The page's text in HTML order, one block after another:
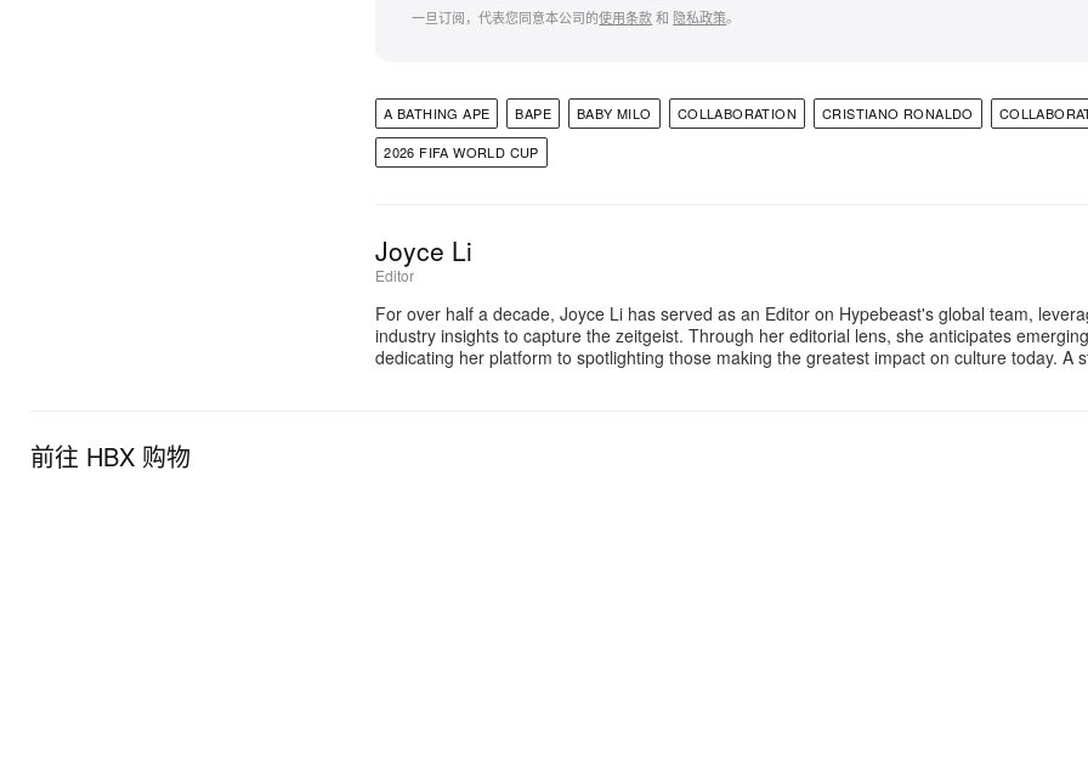
一旦订阅，代表您同意本公司的使用条款和 隐私政策。
A BATHING APE BAPE BABY MILO COLLABORATION CRISTIANO RONALDO
2026 FIFA WORLD CUP
Joyce Li
Editor
For over half a decade, Joyce Li has served as an Editor on Hypebeast's global team,
industry insights to capture the zeitgeist. Through her editorial lens, she anticipates
dedicating her platform to spotlighting those making the greatest impact on culture today. A
前往 HBX 购物